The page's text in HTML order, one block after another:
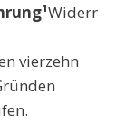
Widerr
vierzehn